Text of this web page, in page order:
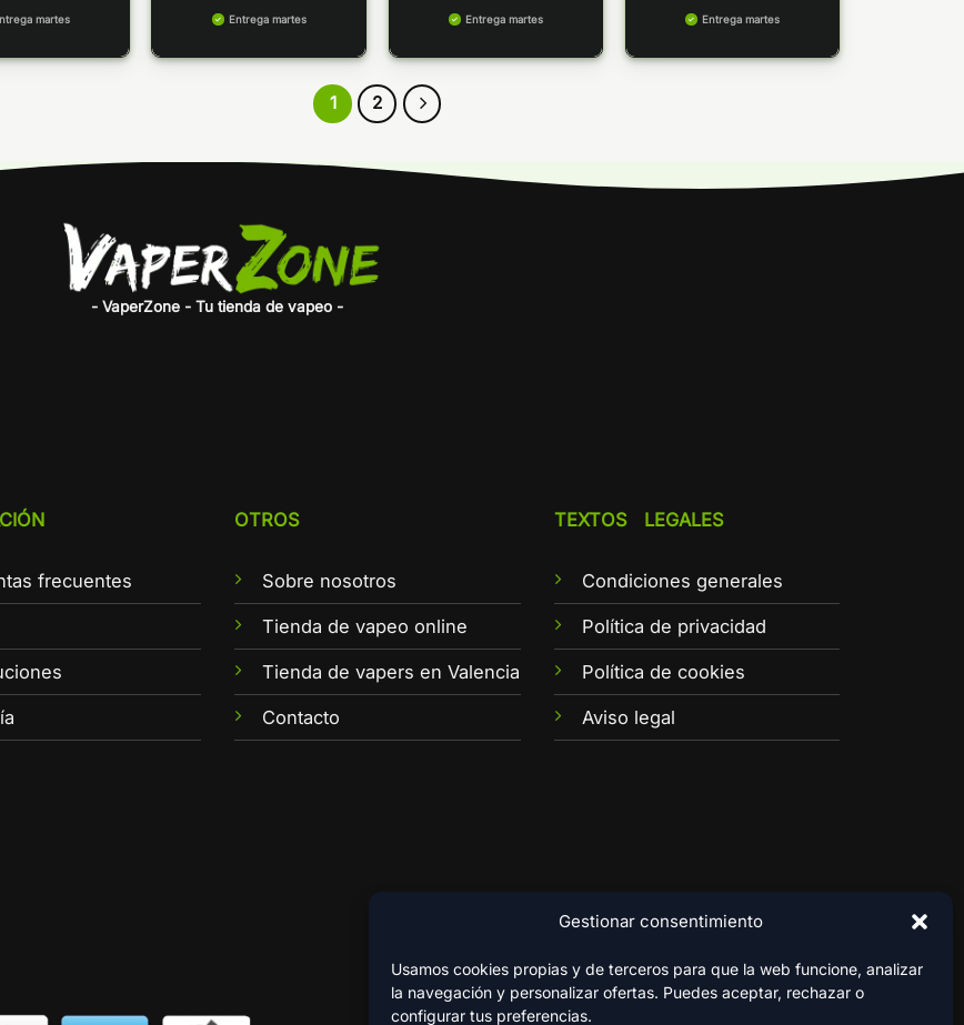
Gestionar consentimiento
Usamos cookies propias y de terceros para que la web funcione, analizar
la navegación y personalizar ofertas. Puedes aceptar, rechazar o
configurar tus preferencias.
martes Entrega martes Entrega martes Entrega martes
1 2
- VaperZone - Tu tienda de vapeo -
frecuentes
OTROS
Sobre nosotros
Tienda de vapeo online
Tienda de vapers en Valencia
Contacto
TEXTOS LEGALES
Condiciones generales
Política de privacidad
Política de cookies
Aviso legal